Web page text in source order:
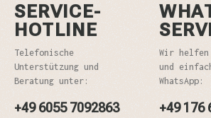
SERVICE-
HOTLINE
Telefonische
Unterstützung und
Beratung unter:
+49 6055 7092863
Wir
und
WhatsApp:
+49 176